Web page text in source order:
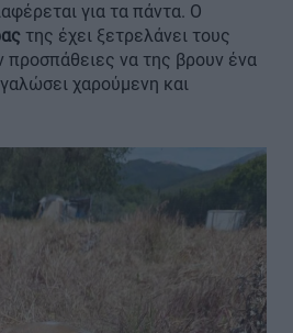
για τα πάντα. Ο
της έχει ξετρελάνει τους
προσπάθειες να της βρουν ένα
χαρούμενη και